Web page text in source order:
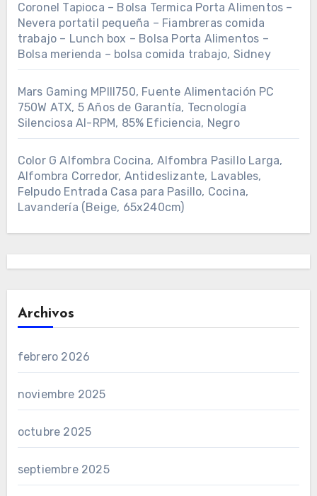
Coronel Tapioca – Bolsa Termica Porta Alimentos –
Nevera portatil pequeña – Fiambreras comida
trabajo – Lunch box – Bolsa Porta Alimentos –
Bolsa merienda – bolsa comida trabajo, Sidney
Mars Gaming MPIII750, Fuente Alimentación PC
750W ATX, 5 Años de Garantía, Tecnología
Silenciosa AI-RPM, 85% Eficiencia, Negro
Color G Alfombra Cocina, Alfombra Pasillo Larga,
Alfombra Corredor, Antideslizante, Lavables,
Felpudo Entrada Casa para Pasillo, Cocina,
Lavandería (Beige, 65x240cm)
Archivos
febrero 2026
noviembre 2025
octubre 2025
septiembre 2025